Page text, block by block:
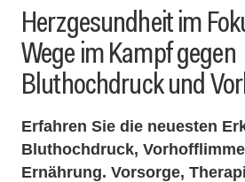
Herzgesundheit im
Wege im Kampf gegen
Bluthochdruck und
Erfahren Sie die neuesten
Bluthochdruck,
Ernährung. Vorsorge,